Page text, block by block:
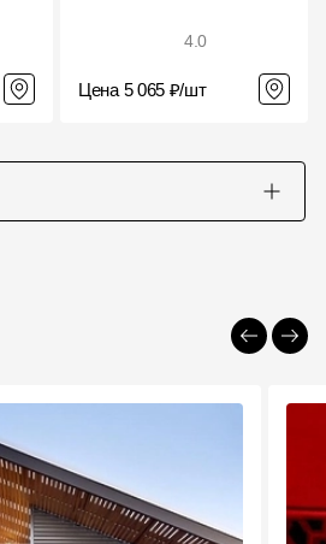
4.0
Цена 5 065 ₽/шт